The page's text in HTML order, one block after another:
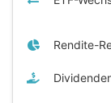
Rendite-